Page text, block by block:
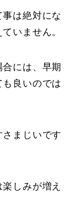
は絶対にな
いません。
には、早期
良いのでは
まじいです
しみが増え